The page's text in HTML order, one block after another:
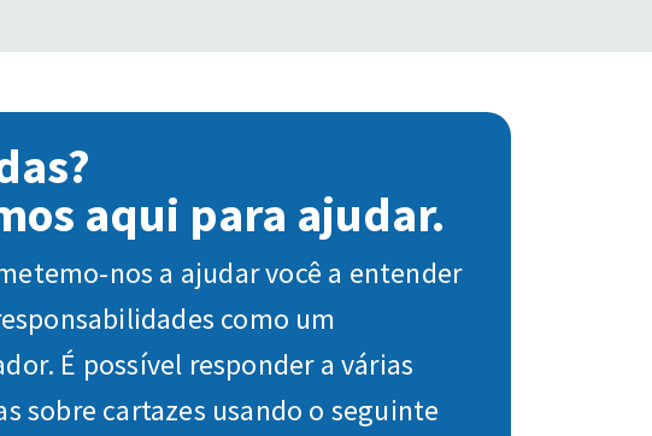
aqui para ajudar.
nos a ajudar você a entender
como um
É possível responder a várias
sobre cartazes usando o seguinte